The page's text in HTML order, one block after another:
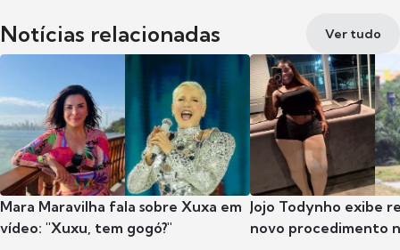
Notícias relacionadas Ver tudo
Mara Maravilha fala sobre Xuxa em
vídeo: "Xuxu, tem gogó?"
Jojo Todynho exibe
novo procedimento